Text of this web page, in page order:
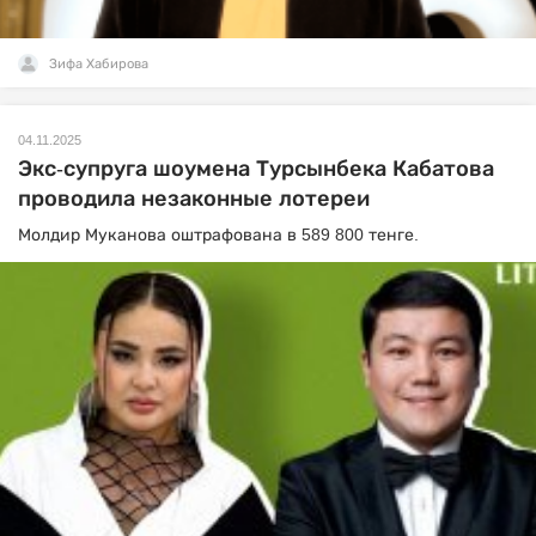
Зифа Хабирова
04.11.2025
Экс-супруга шоумена Турсынбека Кабатова
проводила незаконные лотереи
Молдир Муканова оштрафована в 589 800 тенге.